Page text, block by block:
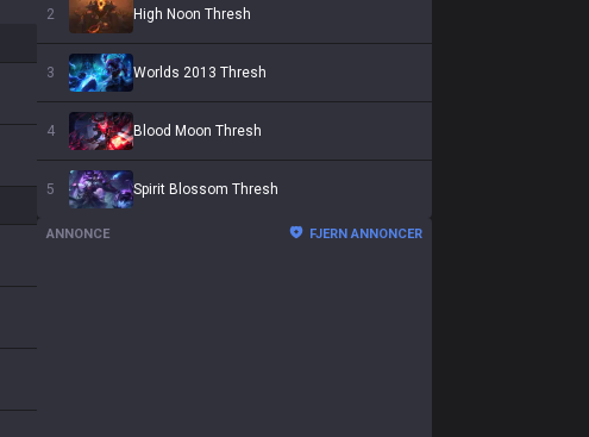
2 High Noon Thresh
3 Worlds 2013 Thresh
4 Blood Moon Thresh
5 Spirit Blossom Thresh
ANNONCE FJERN ANNONCER